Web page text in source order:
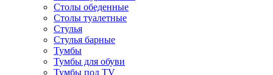
Столы обеденные
Столы туалетные
Стулья
Стулья барные
Тумбы
Тумбы для обуви
Тумбы под TV